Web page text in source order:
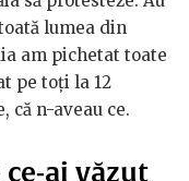
lumea din
am pichetat toate
pe toţi la 12
că n-aveau ce.
ai văzut